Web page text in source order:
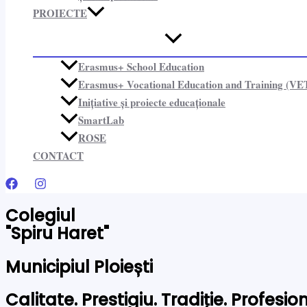
PROIECTE​
Erasmus+ School Education
Erasmus+ Vocational Education and Training
Inițiative și proiecte educaționale​
SmartLab
ROSE
CONTACT
Colegiul
"Spiru Haret"
Municipiul Ploiești
Calitate. Prestigiu. Tradiție.